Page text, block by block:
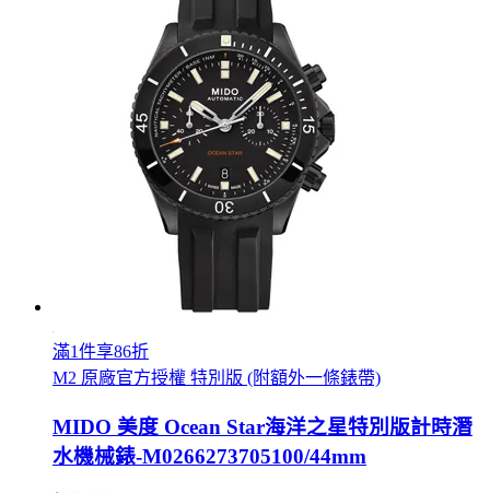
滿1件享86折
M2 原廠官方授權 特別版 (附額外一條錶帶)
MIDO 美度 Ocean Star海洋之星特別版計時潛
水機械錶-M0266273705100/44mm